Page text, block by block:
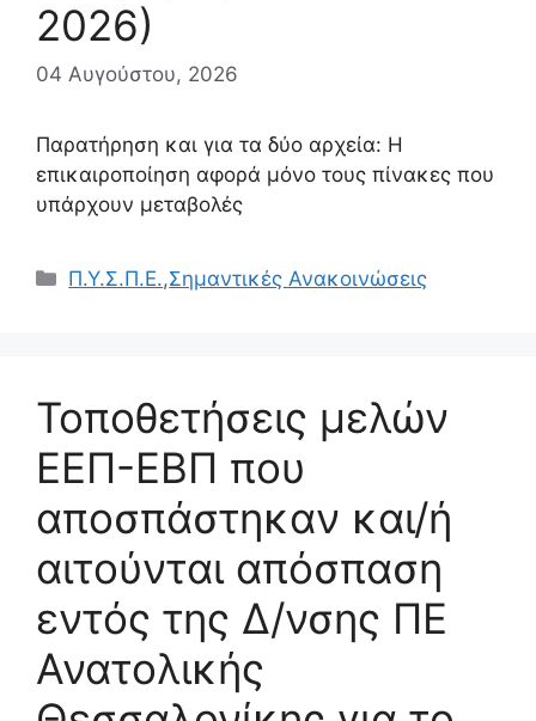
2026)
04 Αυγούστου, 2026
Παρατήρηση και για τα δύο αρχεία: Η
επικαιροποίηση αφορά μόνο τους πίνακες που
υπάρχουν μεταβολές
Κατηγορίες
Π.Υ.Σ.Π.Ε.,Σημαντικές Ανακοινώσεις
Τοποθετήσεις μελών
ΕΕΠ-ΕΒΠ που
αποσπάστηκαν και/ή
αιτούνται απόσπαση
εντός της Δ/νσης ΠΕ
Ανατολικής